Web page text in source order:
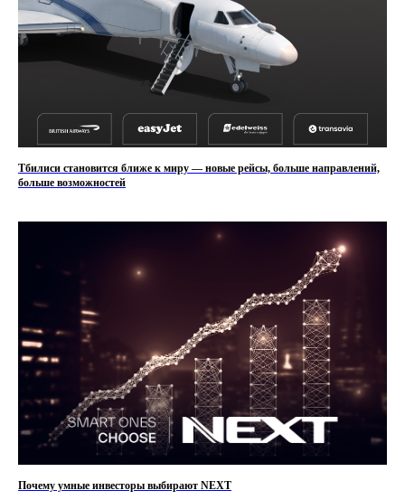
Тбилиси становится ближе к миру — новые рейсы, больше направлений,
больше возможностей
Почему умные инвесторы выбирают NEXT